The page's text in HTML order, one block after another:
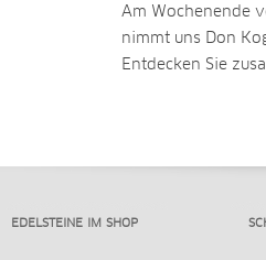
Am Wochenende
nimmt uns Don
Entdecken Sie
EDELSTEINE IM SHOP